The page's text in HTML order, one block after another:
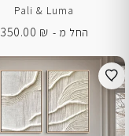
Pali & Luma
החל מ -
350.00 ₪